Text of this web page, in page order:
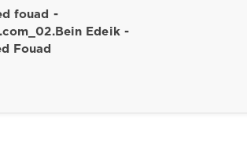
fouad -
Edeik -
Fouad